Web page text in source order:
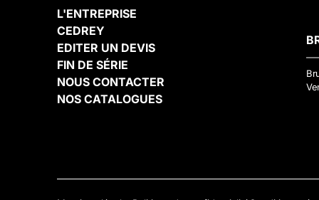
L'ENTREPRISE
CEDREY
EDITER UN DEVIS
FIN DE SÉRIE
NOUS CONTACTER
NOS CATALOGUES